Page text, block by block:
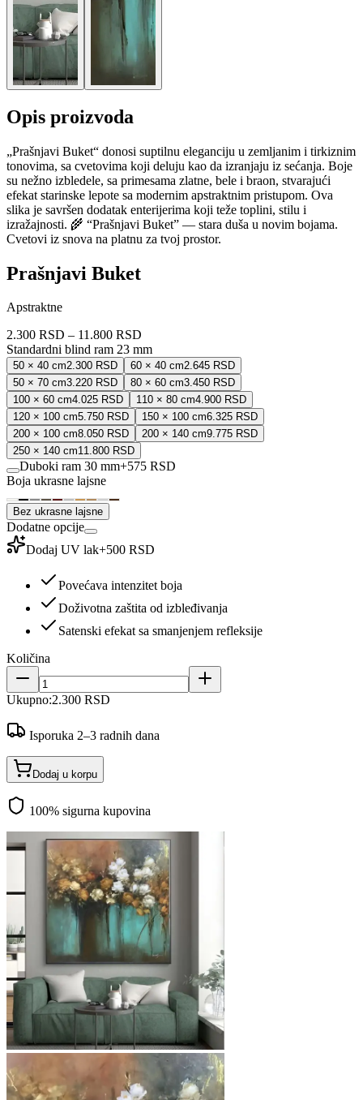
Opis proizvoda
„Prašnjavi Buket“ donosi suptilnu eleganciju u zemljanim i tirkiznim
tonovima, sa cvetovima koji deluju kao da izranjaju iz sećanja. Boje
su nežno izbledele, sa primesama zlatne, bele i braon, stvarajući
efekat starinske lepote sa modernim apstraktnim pristupom. Ova
slika je savršen dodatak enterijerima koji teže toplini, stilu i
izražajnosti. 🌾 “Prašnjavi Buket” — stara duša u novim bojama.
Cvetovi iz snova na platnu za tvoj prostor.
Prašnjavi Buket
Apstraktne
2.300 RSD – 11.800 RSD
Standardni blind ram 23 mm
50 × 40 cm2.300 RSD 60 × 40 cm2.645 RSD
50 × 70 cm3.220 RSD 80 × 60 cm3.450 RSD
100 × 60 cm4.025 RSD 110 × 80 cm4.900 RSD
120 × 100 cm5.750 RSD 150 × 100 cm6.325 RSD
200 × 100 cm8.050 RSD 200 × 140 cm9.775 RSD
250 × 140 cm11.800 RSD
Duboki ram 30 mm+575 RSD
Boja ukrasne lajsne
Bez ukrasne lajsne
Dodatne opcije
Dodaj UV lak+500 RSD
Povećava intenzitet boja
Doživotna zaštita od izbleđivanja
Satenski efekat sa smanjenjem refleksije
Količina
Ukupno:2.300 RSD
Isporuka 2–3 radnih dana
Dodaj u korpu
100% sigurna kupovina